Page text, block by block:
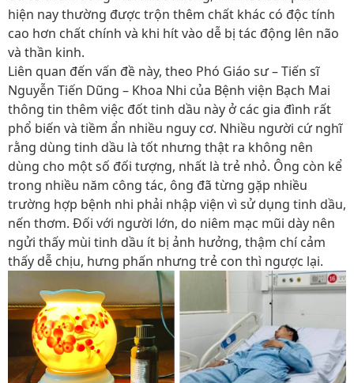
hiện nay thường được trộn thêm chất khác có độc tính
cao hơn chất chính và khi hít vào dễ bị tác động lên não
và thần kinh.
Liên quan đến vấn đề này, theo Phó Giáo sư – Tiến sĩ
Nguyễn Tiến Dũng – Khoa Nhi của Bệnh viện Bạch Mai
thông tin thêm việc đốt tinh dầu này ở các gia đình rất
phổ biến và tiềm ẩn nhiều nguy cơ. Nhiều người cứ nghĩ
rằng dùng tinh dầu là tốt nhưng thật ra không nên
dùng cho một số đối tượng, nhất là trẻ nhỏ. Ông còn kể
trong nhiều năm công tác, ông đã từng gặp nhiều
trường hợp bệnh nhi phải nhập viện vì sử dụng tinh dầu,
nến thơm. Đối với người lớn, do niêm mạc mũi dày nên
ngửi thấy mùi tinh dầu ít bị ảnh hưởng, thậm chí cảm
thấy dễ chịu, hưng phấn nhưng trẻ con thì ngược lại.